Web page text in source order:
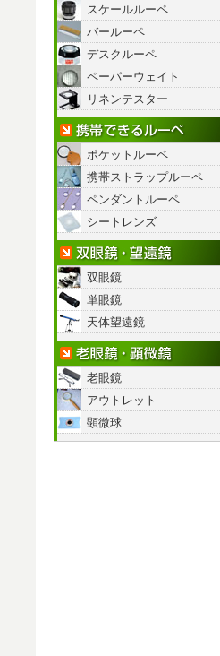
スケールルーペ
バールーペ
デスクルーペ
ペーパーウェイト
リネンテスター
ポケットルーペ
携帯ストラップルーペ
ペンダントルーペ
シートレンズ
双眼鏡
単眼鏡
天体望遠鏡
老眼鏡
アウトレット
顕微球